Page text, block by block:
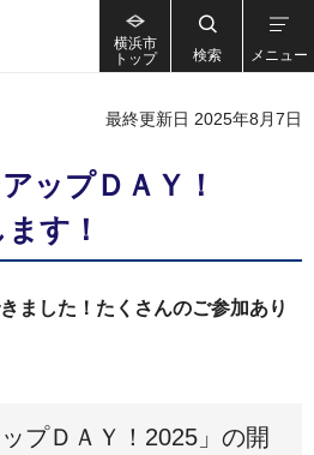
横浜市
トップ
検索 メニュー
最終更新日 2025年8月7日
ップＤＡＹ！
す！
ました！たくさんのご参加あり
プＤＡＹ！2025」の開